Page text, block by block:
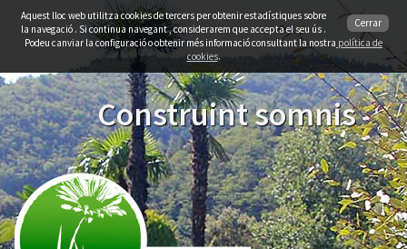
Construint somnis
Cerrar
Aquest lloc web utilitza cookies de tercers per obtenir estadístiques sobre
la navegació . Si continua navegant , considerarem que accepta el seu ús .
Podeu canviar la configuració o obtenir més informació consultant la nostra política de
cookies.